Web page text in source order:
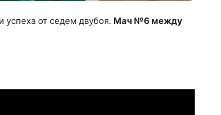
успеха от седем двубоя. Мач №6 между